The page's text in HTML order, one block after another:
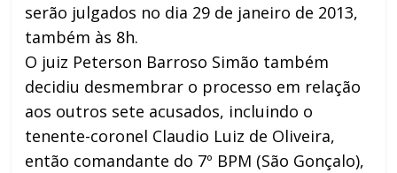
serão julgados no dia 29 de janeiro de 2013,
também às 8h.
O juiz Peterson Barroso Simão também
decidiu desmembrar o processo em relação
aos outros sete acusados, incluindo o
tenente-coronel Claudio Luiz de Oliveira,
então comandante do 7º BPM (São Gonçalo),